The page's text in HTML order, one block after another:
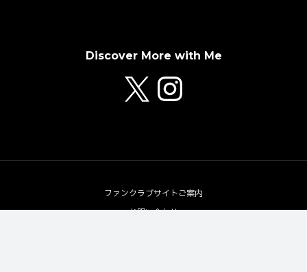
Discover More with Me
ファンクラブサイトご案内
お問い合わせ